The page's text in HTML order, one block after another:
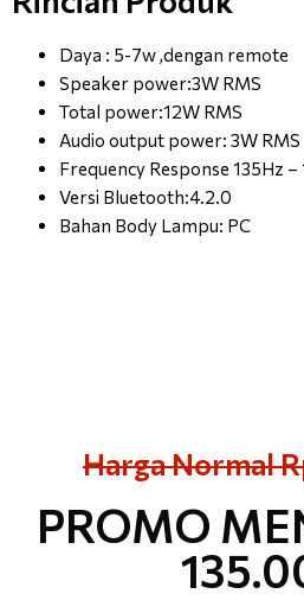
Daya : 5-7w ,dengan remote
Speaker power:3W RMS
Total power:12W RMS
Audio output power: 3W RMS
Frequency Response 135Hz –
Versi Bluetooth:4.2.0
Bahan Body Lampu: PC
Harga Normal
PROMO